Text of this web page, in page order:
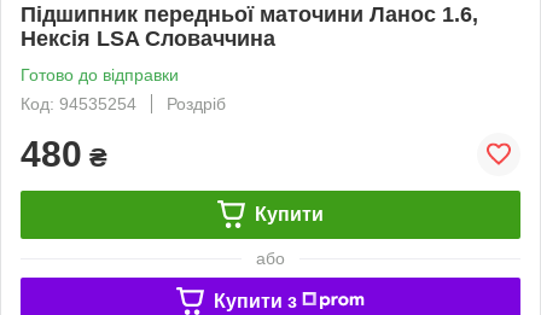
Підшипник передньої маточини Ланос 1.6,
Нексія LSA Словаччина
Готово до відправки
Код: 94535254
Роздріб
480 ₴
Купити
або
Купити з